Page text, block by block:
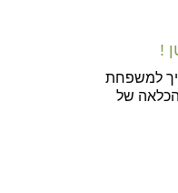
!
למשפחת
של